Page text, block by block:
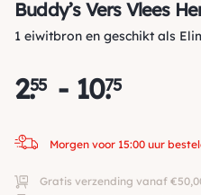
Buddy’s Vers Vlees
1 eiwitbron en geschikt als
2.
55 - 10.
75
Morgen voor 15:00 uur
Gratis verzending vanaf